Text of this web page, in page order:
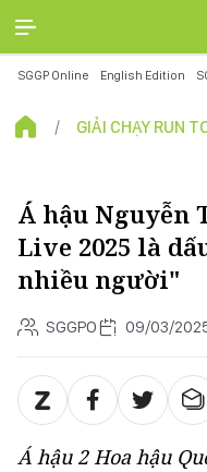
SGGP Online English Edition
GIẢI CHẠY RUN
Á hậu Nguyễn
Live 2025 là
nhiều người"
SGGPO 09/03/
Á hậu 2 Hoa hậu